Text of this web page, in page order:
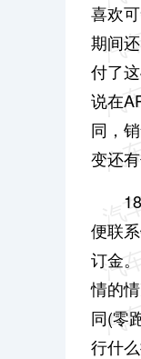
喜欢
期间
付了
说在
同，
变还
便联
订金
情的
同(零
行什